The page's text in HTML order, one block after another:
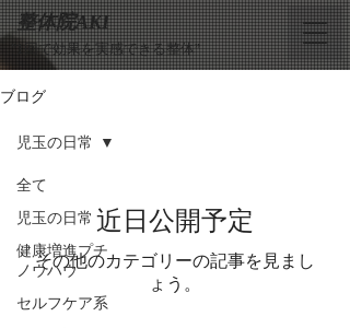
整体院AKI
”1回で効果を実感できる整体”
ブログ
全て
児玉の日常
健康増進プチ
ノウハウ
セルフケア系
児玉の日常
近日公開予定
その他のカテゴリーの記事を見まし
ょう。